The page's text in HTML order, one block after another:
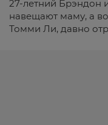
27-летний Брэндон
навещают маму, а
Томми Ли, давно